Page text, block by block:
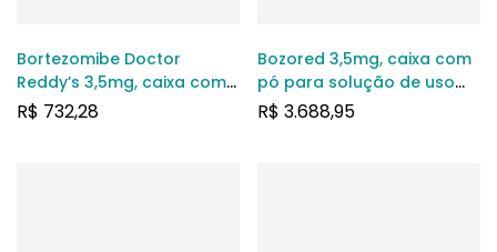
Bortezomibe Doctor
Reddy’s 3,5mg, caixa com 1
frasco-ampola com pó
R$ 732,28
Bozored 3,5mg, caixa com
pó para solução de uso
intravenoso
R$ 3.688,95